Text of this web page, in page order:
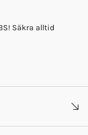
Säkra alltid